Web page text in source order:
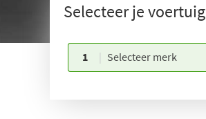
Selecteer je voertuig
1 Selecteer merk